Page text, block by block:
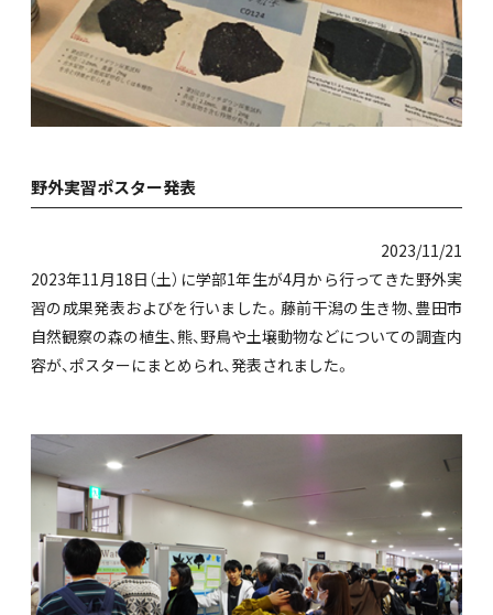
野外実習ポスター発表
2023/11/21
2023年11月18日（土）に学部1年生が4月から行ってきた野外実
習の成果発表およびを行いました。藤前干潟の生き物、豊田市
自然観察の森の植生、熊、野鳥や土壌動物などについての調査内
容が、ポスターにまとめられ、発表されました。